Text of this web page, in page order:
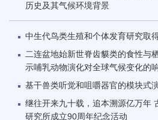
历史及其气候环境背景
中生代鸟类生殖和个体发育研究取
二连盆地始新世脊齿貘类的食性与
示哺乳动物演化对全球气候变化的
基干兽类听觉和咀嚼器官的模块式
继往开来九十载，追本溯源亿万年
研究所成立90周年纪念活动